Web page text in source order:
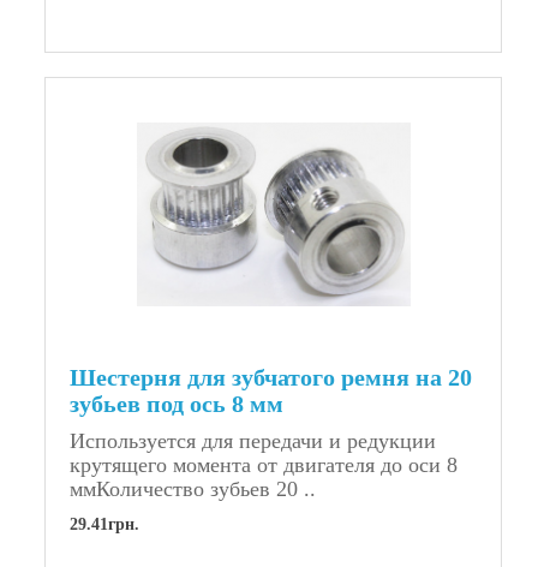
Шестерня для зубчатого ремня на 20
зубьев под ось 8 мм
Используется для передачи и редукции
крутящего момента от двигателя до оси 8
ммКоличество зубьев 20 ..
29.41грн.